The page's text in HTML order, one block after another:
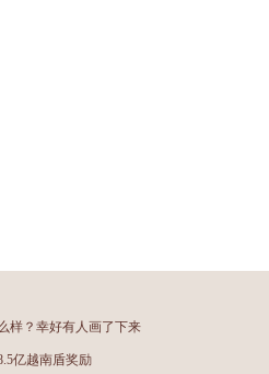
样？幸好有人画了下来
亿越南盾奖励